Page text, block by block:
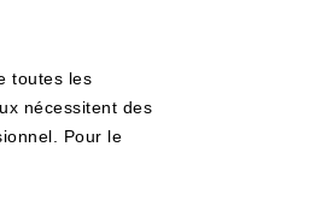
toutes les
nécessitent des
Pour le